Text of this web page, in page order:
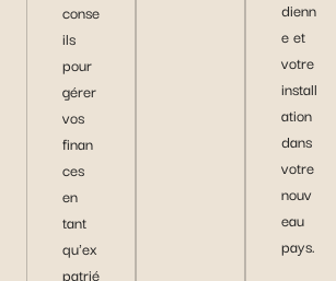
conse
ils
pour
gérer
vos
finan
ces
en
tant
qu'ex
patrié
dienn
e et
votre
install
ation
dans
votre
nouv
eau
pays.